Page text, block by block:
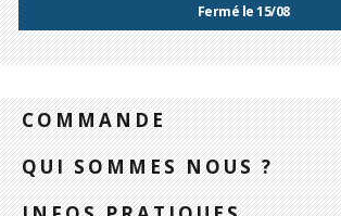
Fermé le 15/08
COMMANDE
QUI SOMMES NOUS ?